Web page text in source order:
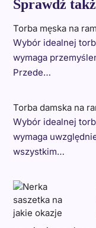
Sprawdź
Torba męska na
Wybór idealnej
wymaga
Przede…
Torba damska na
Wybór idealnej
wymaga
wszystkim…